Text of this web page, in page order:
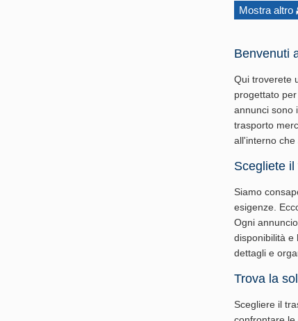
Mostra altro
Benvenuti
Qui troverete
progettato
annunci sono
trasporto
all'interno che
Scegliete
Siamo
esigenze.
Ogni
disponibilità e
dettagli e
Trova la
Scegliere il